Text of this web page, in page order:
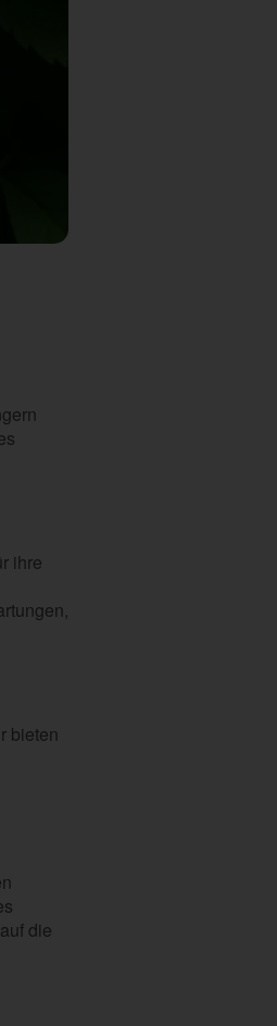
ihre
bieten
die